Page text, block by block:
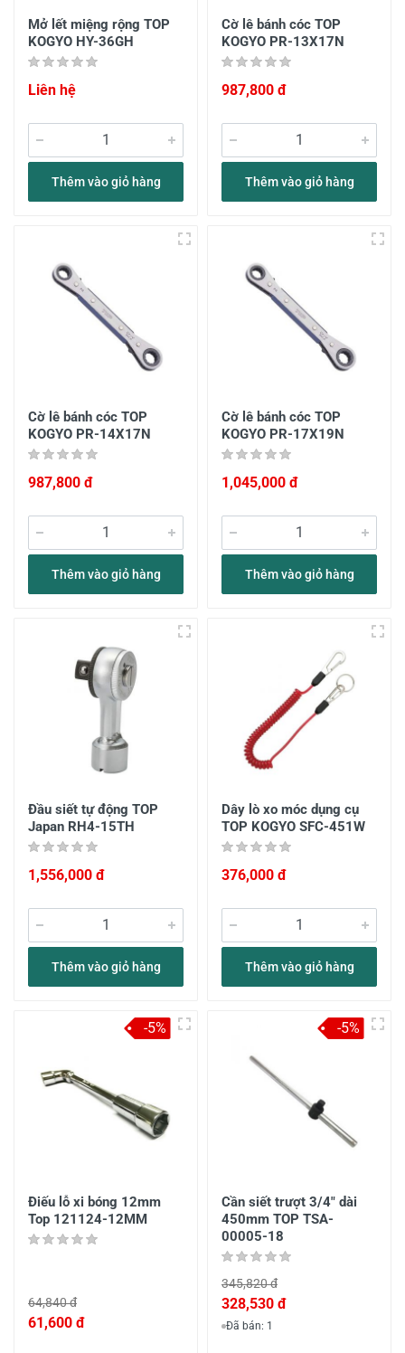
Mở lết miệng rộng TOP
KOGYO HY-36GH
Liên hệ
Thêm vào giỏ hàng
Cờ lê bánh cóc TOP
KOGYO PR-13X17N
987,800 đ
Thêm vào giỏ hàng
Cờ lê bánh cóc TOP
KOGYO PR-14X17N
987,800 đ
Thêm vào giỏ hàng
Cờ lê bánh cóc TOP
KOGYO PR-17X19N
1,045,000 đ
Thêm vào giỏ hàng
Đầu siết tự động TOP
Japan RH4-15TH
1,556,000 đ
Thêm vào giỏ hàng
Dây lò xo móc dụng cụ
TOP KOGYO SFC-451W
376,000 đ
Thêm vào giỏ hàng
Điếu lỗ xi bóng 12mm
Top 121124-12MM
64,840 đ
61,600 đ
-5%
Cần siết trượt 3/4" dài
450mm TOP TSA-
00005-18
345,820 đ
328,530 đ
Đã bán: 1
-5%